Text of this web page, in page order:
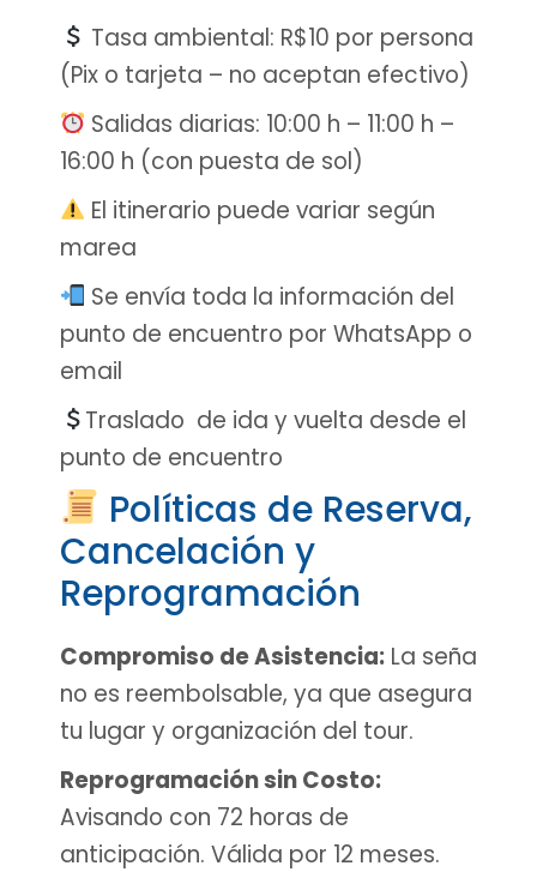
Tasa ambiental: R$10 por persona
(Pix o tarjeta – no aceptan efectivo)
Salidas diarias: 10:00 h – 11:00 h –
16:00 h (con puesta de sol)
El itinerario puede variar según
marea
Se envía toda la información del
punto de encuentro por WhatsApp o
email
Traslado de ida y vuelta desde el
punto de encuentro
Políticas de Reserva,
Cancelación y
Reprogramación
Compromiso de Asistencia: La seña
no es reembolsable, ya que asegura
tu lugar y organización del tour.
Reprogramación sin Costo:
Avisando con 72 horas de
anticipación. Válida por 12 meses.